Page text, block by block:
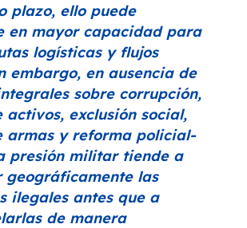
plazo, ello puede
en mayor capacidad para
logísticas y flujos
embargo, en ausencia de
sobre corrupción,
activos, exclusión social,
armas y reforma policial-
presión militar tiende a
geográficamente las
ilegales antes que a
de manera